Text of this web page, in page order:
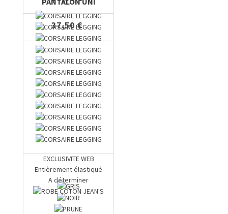
37,50 €
EXCLUSIVITE WEB
Entièrement élastiqué
A déterminer